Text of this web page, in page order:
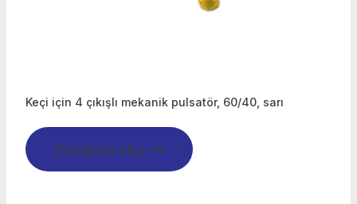
Keçi için 4 çıkışlı mekanik pulsatör, 60/40, sarı
Devamını oku